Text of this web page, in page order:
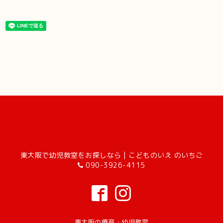
東大阪で幼児教室をお探しなら | こどものいえ のいちご
090-3926-4115